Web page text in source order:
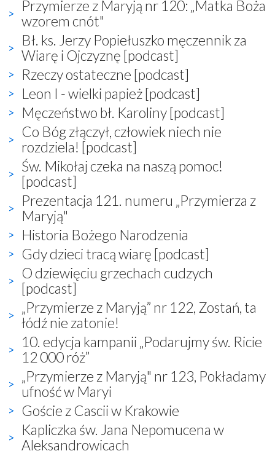
Przymierze z Maryją nr 120: „Matka Boża
wzorem cnót"
Bł. ks. Jerzy Popiełuszko męczennik za
Wiarę i Ojczyznę [podcast]
Rzeczy ostateczne [podcast]
Leon I - wielki papież [podcast]
Męczeństwo bł. Karoliny [podcast]
Co Bóg złączył, człowiek niech nie
rozdziela! [podcast]
Św. Mikołaj czeka na naszą pomoc!
[podcast]
Prezentacja 121. numeru „Przymierza z
Maryją"
Historia Bożego Narodzenia
Gdy dzieci tracą wiarę [podcast]
O dziewięciu grzechach cudzych
[podcast]
„Przymierze z Maryją” nr 122, Zostań, ta
łódź nie zatonie!
10. edycja kampanii „Podarujmy św. Ricie
12 000 róż”
„Przymierze z Maryją" nr 123, Pokładamy
ufność w Maryi
Goście z Cascii w Krakowie
Kapliczka św. Jana Nepomucena w
Aleksandrowicach